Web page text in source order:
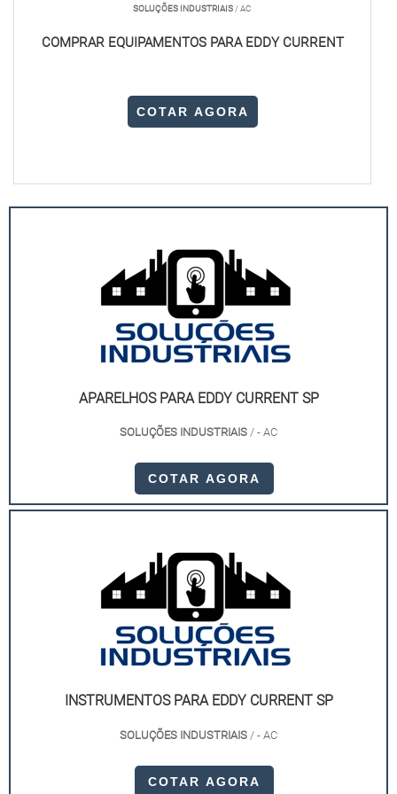
das exigências do projeto.
O Detector de campo eletromagnético SP tem uma
Na indústria automotiva, esses detectores ajudam a
verificar o desempenho de sistemas magnéticos em
motores e componentes eletrônicos. Já no setor elétrico,
são usados para monitorar redes de energia e detectar
Além disso, o detector é empregado na manutenção
preditiva, auxiliando na identificação precoce de
problemas. Isso reduz paradas inesperadas e prolonga
a vida útil dos equipamentos. Para soluções completas
O Detector de campo eletromagnético SP é
indispensável para medições precisas e confiáveis,
sendo uma ferramenta essencial para diversos setores.
identificação de falhas.
site da Equipomaquinas e conheça nossas soluções.
SOLUÇÕES INDUSTRIAIS/ AC
COMPRAR EQUIPAMENTOS PARA EDDY CURRENT
COTAR AGORA
APARELHOS PARA EDDY CURRENT SP
SOLUÇÕES INDUSTRIAIS / - AC
COTAR AGORA
INSTRUMENTOS PARA EDDY CURRENT SP
SOLUÇÕES INDUSTRIAIS / - AC
COTAR AGORA